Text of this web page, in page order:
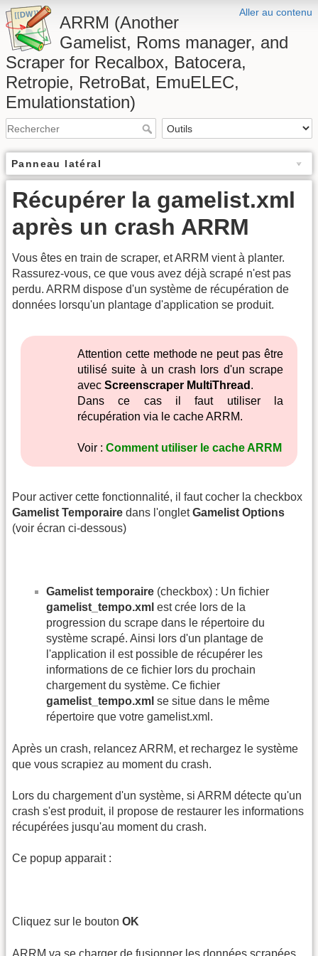
Aller au contenu
ARRM (Another
Gamelist, Roms manager, and
Scraper for Recalbox, Batocera,
Retropie, RetroBat, EmuELEC,
Emulationstation)
Panneau latéral
Récupérer la gamelist.xml
après un crash ARRM
Vous êtes en train de scraper, et ARRM vient à planter.
Rassurez-vous, ce que vous avez déjà scrapé n'est pas
perdu. ARRM dispose d'un système de récupération de
données lorsqu'un plantage d'application se produit.
Attention cette methode ne peut pas être
utilisé suite à un crash lors d'un scrape
avecScreenscraper MultiThread .
Dans ce cas il faut utiliser la
récupération via le cache ARRM.
Voir :Comment utiliser le cache ARRM
Pour activer cette fonctionnalité, il faut cocher la checkbox
Gamelist Temporaire dans l'ongletGamelist Options
(voir écran ci-dessous)
Gamelist temporaire (checkbox) : Un fichier
gamelist_tempo.xml est crée lors de la
progression du scrape dans le répertoire du
système scrapé. Ainsi lors d'un plantage de
l'application il est possible de récupérer les
informations de ce fichier lors du prochain
chargement du système. Ce fichier
gamelist_tempo.xml se situe dans le même
répertoire que votre gamelist.xml.
Après un crash, relancez ARRM, et rechargez le système
que vous scrapiez au moment du crash.
Lors du chargement d'un système, si ARRM détecte qu'un
crash s'est produit, il propose de restaurer les informations
récupérées jusqu'au moment du crash.
Ce popup apparait :
Cliquez sur le bouton OK
ARRM va se charger de fusionner les données scrapées